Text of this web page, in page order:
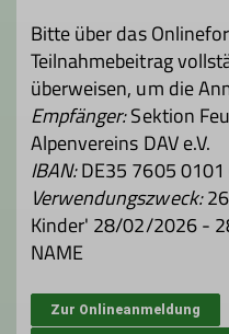
Bitte über das
Teilnahmebeitrag
überweisen, um die
Empfänger:Sektion
Alpenvereins DAV e.V.
IBAN:DE35 7605
Verwendungszweck:
Kinder' 28/02/2026 -
NAME
Zur Onlineanmeldung